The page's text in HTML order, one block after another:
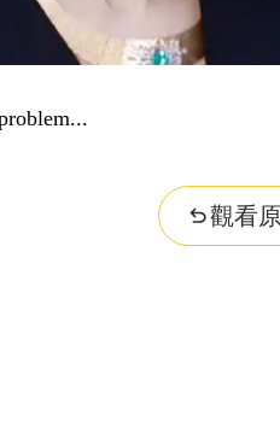
觀看